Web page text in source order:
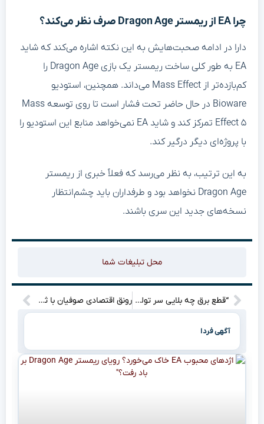
چرا EA از ریمستر Dragon Age صرف نظر می‌کند؟
دارا در ادامه صحبت‌هایش به این نکته اشاره می‌کند که شاید
EA به طور کلی ساخت ریمستر یک بازی Dragon Age را
کم‌بازده‌تر از Mass Effect می‌داند. همچنین، استودیو
Bioware در حال حاضر تحت فشار است تا روی توسعه Mass
Effect ۵ تمرکز کند و شاید EA نمی‌خواهد منابع این استودیو را
با پروژه‌ای دیگر درگیر کند.
به این ترتیب، به نظر می‌رسد که فعلاً خبری از ریمستر
Dragon Age نخواهد بود و طرفداران باید چشم‌انتظار
نسخه‌های جدید این سری باشند.
محل تبلیغات شما
“قطع برق چه بلایی سر تولید آورد؟ نصف شد! رونق اقتصادی صوفیان با ثبت رسمی مالکیت ۳۵ هزار هکتار از اراضی منطقه!
آگهی فردا